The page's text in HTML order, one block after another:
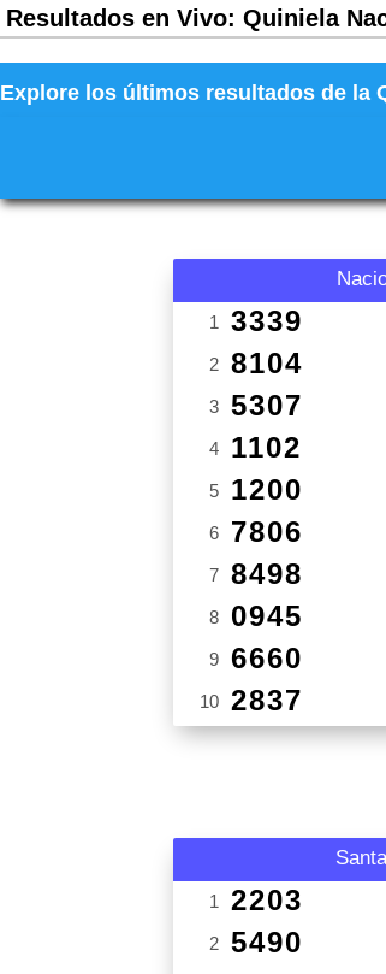
Resultados en Vivo: Quiniela
Explore los últimos resultados de la
1 3339
2 8104
3 5307
4 1102
5 1200
6 7806
7 8498
8 0945
9 6660
10 2837
1 2203
2 5490